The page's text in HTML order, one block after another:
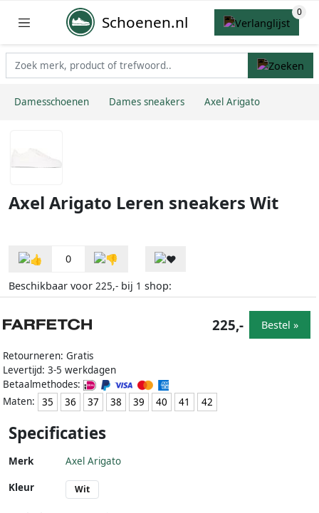
Schoenen.nl
Damesschoenen Dames sneakers Axel Arigato
Axel Arigato Leren sneakers Wit
0
Beschikbaar voor 225,- bij 1 shop:
Retourneren: Gratis
Levertijd: 3-5 werkdagen
Betaalmethodes:
Maten:
35 36 37 38 39 40 41 42
225,- Bestel »
Specificaties
Merk Axel Arigato
Kleur Wit